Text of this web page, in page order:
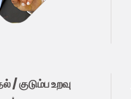
/ குடும்ப உறவு